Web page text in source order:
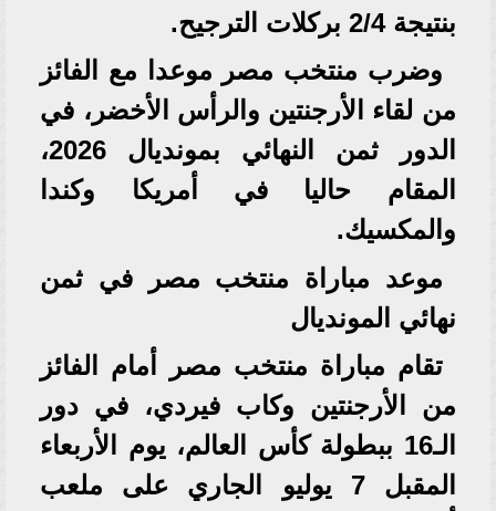
بنتيجة 2/4 بركلات الترجيح.
وضرب منتخب مصر موعدا مع الفائز
من لقاء الأرجنتين والرأس الأخضر، في
الدور ثمن النهائي بمونديال 2026،
المقام حاليا في أمريكا وكندا
والمكسيك.
موعد مباراة منتخب مصر في ثمن
نهائي المونديال
تقام مباراة منتخب مصر أمام الفائز
من الأرجنتين وكاب فيردي، في دور
الـ16 ببطولة كأس العالم، يوم الأربعاء
المقبل 7 يوليو الجاري على ملعب